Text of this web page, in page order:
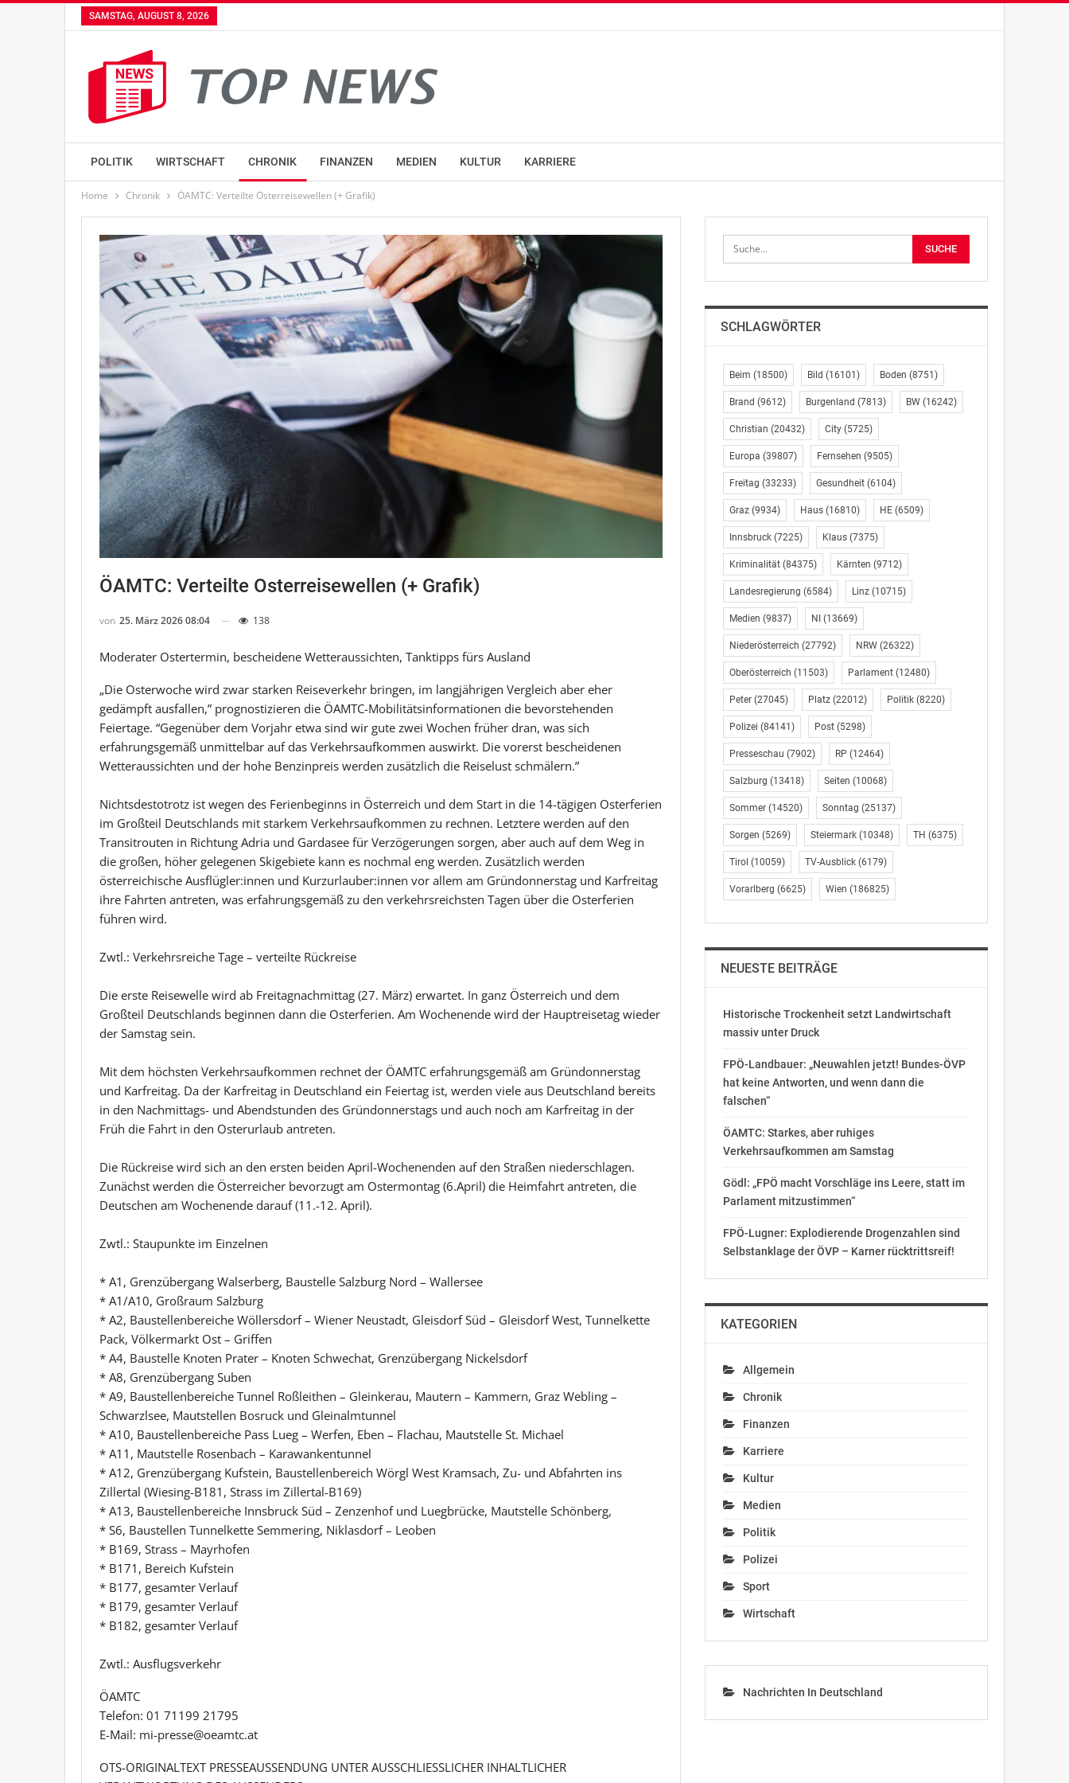
SAMSTAG, AUGUST 8, 2026
POLITIK WIRTSCHAFT CHRONIK FINANZEN MEDIEN KULTUR KARRIERE
Home Chronik ÖAMTC: Verteilte Osterreisewellen (+ Grafik)
ÖAMTC: Verteilte Osterreisewellen (+ Grafik)
von 25. März 2026 08:04 138
Moderater Ostertermin, bescheidene Wetteraussichten, Tanktipps fürs Ausland
„Die Osterwoche wird zwar starken Reiseverkehr bringen, im langjährigen Vergleich aber eher
gedämpft ausfallen,” prognostizieren die ÖAMTC-Mobilitätsinformationen die bevorstehenden
Feiertage. “Gegenüber dem Vorjahr etwa sind wir gute zwei Wochen früher dran, was sich
erfahrungsgemäß unmittelbar auf das Verkehrsaufkommen auswirkt. Die vorerst bescheidenen
Wetteraussichten und der hohe Benzinpreis werden zusätzlich die Reiselust schmälern.”
Nichtsdestotrotz ist wegen des Ferienbeginns in Österreich und dem Start in die 14-tägigen Osterferien
im Großteil Deutschlands mit starkem Verkehrsaufkommen zu rechnen. Letztere werden auf den
Transitrouten in Richtung Adria und Gardasee für Verzögerungen sorgen, aber auch auf dem Weg in
die großen, höher gelegenen Skigebiete kann es nochmal eng werden. Zusätzlich werden
österreichische Ausflügler:innen und Kurzurlauber:innen vor allem am Gründonnerstag und Karfreitag
ihre Fahrten antreten, was erfahrungsgemäß zu den verkehrsreichsten Tagen über die Osterferien
führen wird.
Zwtl.: Verkehrsreiche Tage – verteilte Rückreise
Die erste Reisewelle wird ab Freitagnachmittag (27. März) erwartet. In ganz Österreich und dem
Großteil Deutschlands beginnen dann die Osterferien. Am Wochenende wird der Hauptreisetag wieder
der Samstag sein.
Mit dem höchsten Verkehrsaufkommen rechnet der ÖAMTC erfahrungsgemäß am Gründonnerstag
und Karfreitag. Da der Karfreitag in Deutschland ein Feiertag ist, werden viele aus Deutschland bereits
in den Nachmittags- und Abendstunden des Gründonnerstags und auch noch am Karfreitag in der
Früh die Fahrt in den Osterurlaub antreten.
Die Rückreise wird sich an den ersten beiden April-Wochenenden auf den Straßen niederschlagen.
Zunächst werden die Österreicher bevorzugt am Ostermontag (6.April) die Heimfahrt antreten, die
Deutschen am Wochenende darauf (11.-12. April).
Zwtl.: Staupunkte im Einzelnen
* A1, Grenzübergang Walserberg, Baustelle Salzburg Nord – Wallersee
* A1/A10, Großraum Salzburg
* A2, Baustellenbereiche Wöllersdorf – Wiener Neustadt, Gleisdorf Süd – Gleisdorf West, Tunnelkette
Pack, Völkermarkt Ost – Griffen
* A4, Baustelle Knoten Prater – Knoten Schwechat, Grenzübergang Nickelsdorf
* A8, Grenzübergang Suben
* A9, Baustellenbereiche Tunnel Roßleithen – Gleinkerau, Mautern – Kammern, Graz Webling –
Schwarzlsee, Mautstellen Bosruck und Gleinalmtunnel
* A10, Baustellenbereiche Pass Lueg – Werfen, Eben – Flachau, Mautstelle St. Michael
* A11, Mautstelle Rosenbach – Karawankentunnel
* A12, Grenzübergang Kufstein, Baustellenbereich Wörgl West Kramsach, Zu- und Abfahrten ins
Zillertal (Wiesing-B181, Strass im Zillertal-B169)
* A13, Baustellenbereiche Innsbruck Süd – Zenzenhof und Luegbrücke, Mautstelle Schönberg,
* S6, Baustellen Tunnelkette Semmering, Niklasdorf – Leoben
* B169, Strass – Mayrhofen
* B171, Bereich Kufstein
* B177, gesamter Verlauf
* B179, gesamter Verlauf
* B182, gesamter Verlauf
Zwtl.: Ausflugsverkehr
ÖAMTC
Telefon: 01 71199 21795
E-Mail: mi-presse@oeamtc.at
OTS-ORIGINALTEXT PRESSEAUSSENDUNG UNTER AUSSCHLIESSLICHER INHALTLICHER
SCHLAGWÖRTER
Beim (18500) Bild (16101) Boden (8751)
Brand (9612) Burgenland (7813) BW(16242)
Christian (20432) City(5725)
Europa (39807) Fernsehen (9505)
Freitag (33233) Gesundheit(6104)
Graz(9934) Haus(16810) HE(6509)
Innsbruck(7225) Klaus(7375)
Kriminalität(84375) Kärnten (9712)
Landesregierung (6584) Linz(10715)
Medien (9837) NI (13669)
Niederösterreich (27792) NRW(26322)
Oberösterreich (11503) Parlament(12480)
Peter(27045) Platz(22012) Politik(8220)
Polizei (84141) Post(5298)
Presseschau (7902) RP (12464)
Salzburg (13418) Seiten (10068)
Sommer(14520) Sonntag (25137)
Sorgen (5269) Steiermark(10348) TH (6375)
Tirol (10059) TV-Ausblick(6179)
Vorarlberg (6625) Wien (186825)
NEUESTE BEITRÄGE
Historische Trockenheit setzt Landwirtschaft
massiv unter Druck
FPÖ-Landbauer: „Neuwahlen jetzt! Bundes-ÖVP
hat keine Antworten, und wenn dann die
falschen“
ÖAMTC: Starkes, aber ruhiges
Verkehrsaufkommen am Samstag
Gödl: „FPÖ macht Vorschläge ins Leere, statt im
Parlament mitzustimmen“
FPÖ-Lugner: Explodierende Drogenzahlen sind
Selbstanklage der ÖVP – Karner rücktrittsreif!
KATEGORIEN
Allgemein
Chronik
Finanzen
Karriere
Kultur
Medien
Politik
Polizei
Sport
Wirtschaft
Nachrichten In Deutschland